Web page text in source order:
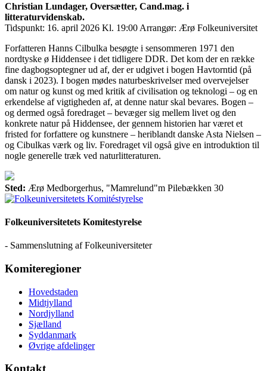
Christian Lundager, Oversætter, Cand.mag. i
litteraturvidenskab.
Tidspunkt: 16. april 2026 Kl. 19:00 Arrangør: Ærø Folkeuniversitet
Forfatteren Hanns Cilbulka besøgte i sensommeren 1971 den
nordtyske ø Hiddensee i det tidligere DDR. Det kom der en række
fine dagbogsoptegner ud af, der er udgivet i bogen Havtorntid (på
dansk i 2023). I bogen mødes naturbeskrivelser med overvejelser
om natur og kunst og med kritik af civilisation og teknologi – og en
erkendelse af vigtigheden af, at denne natur skal bevares. Bogen –
og dermed også foredraget – bevæger sig mellem livet og den
konkrete natur på Hiddensee, der gennem historien har været et
fristed for forfattere og kunstnere – heriblandt danske Asta Nielsen –
og Cibulkas værk og liv. Foredraget vil også give en introduktion til
nogle generelle træk ved naturlitteraturen.
Sted: Ærø Medborgerhus, "Mamrelund"m Pilebækken 30
Folkeuniversitetets Komitestyrelse
- Sammenslutning af Folkeuniversiteter
Komiteregioner
Hovedstaden
Midtjylland
Nordjylland
Sjælland
Syddanmark
Øvrige afdelinger